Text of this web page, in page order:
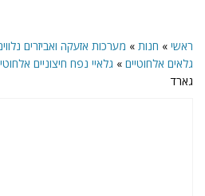
ראשי » חנות » מערכות אזעקה ואביזרים
גלאים אלחוטיים » גלאיי נפח חיצוניים
גארד